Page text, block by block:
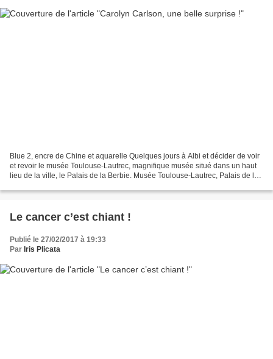
Blue 2, encre de Chine et aquarelle Quelques jours à Albi et décider de voir
et revoir le musée Toulouse-Lautrec, magnifique musée situé dans un haut
lieu de la ville, le Palais de la Berbie. Musée Toulouse-Lautrec, Palais de la
Le cancer c’est chiant !
Publié le 27/02/2017 à 19:33
Par Iris Plicata